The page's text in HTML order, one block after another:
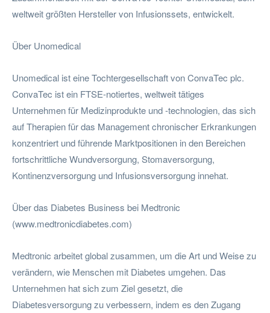
weltweit größten Hersteller von Infusionssets, entwickelt.
Über Unomedical
Unomedical ist eine Tochtergesellschaft von ConvaTec plc.
ConvaTec ist ein FTSE-notiertes, weltweit tätiges
Unternehmen für Medizinprodukte und -technologien, das sich
auf Therapien für das Management chronischer Erkrankungen
konzentriert und führende Marktpositionen in den Bereichen
fortschrittliche Wundversorgung, Stomaversorgung,
Kontinenzversorgung und Infusionsversorgung innehat.
Über das Diabetes Business bei Medtronic
(www.medtronicdiabetes.com)
Medtronic arbeitet global zusammen, um die Art und Weise zu
verändern, wie Menschen mit Diabetes umgehen. Das
Unternehmen hat sich zum Ziel gesetzt, die
Diabetesversorgung zu verbessern, indem es den Zugang